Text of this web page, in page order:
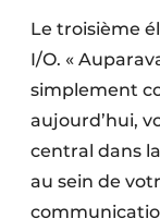
Le troisième
I/O. «
simplement
aujourd’hui,
central dans
au sein de